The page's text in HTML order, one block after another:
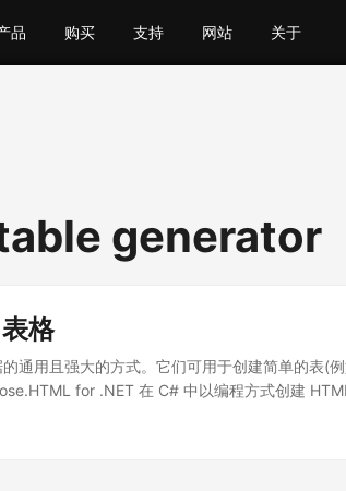
品 购买 支持 网站 关于
generator
格
通用且强大的方式。它们可用于创建简单的表(
for .NET 在 C# 中以编程方式创建